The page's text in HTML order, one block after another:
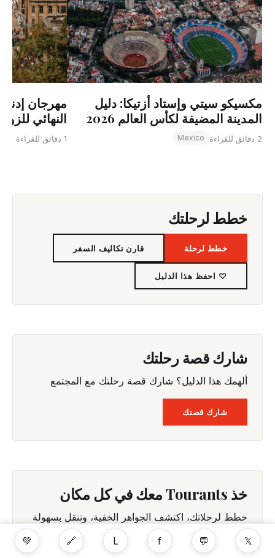
مكسيكو سيتي وإستاد أزتيكا: دليل
المدينة المضيفة لكأس العالم 2026
2 دقائق للقراءة Mexico
النهائي
1 دقائق للقراءة
خطط لرحلتك
خطط لرحلة قارن تكاليف السفر
♡ احفظ هذا الدليل
شارك قصة رحلتك
ألهمك هذا الدليل؟ شارك قصة رحلتك مع المجتمع
شارك قصتك
خذ Tourants معك في كل مكان
خطط لرحلاتك، اكتشف الجواهر الخفية، وتنقل بسهولة
— كل ذلك في جيبك.
𝕏
💬
f
L
🔗
💚